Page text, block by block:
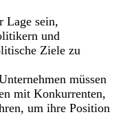
Lage sein,
und
Ziele zu
müssen
mit Konkurrenten,
um ihre Position